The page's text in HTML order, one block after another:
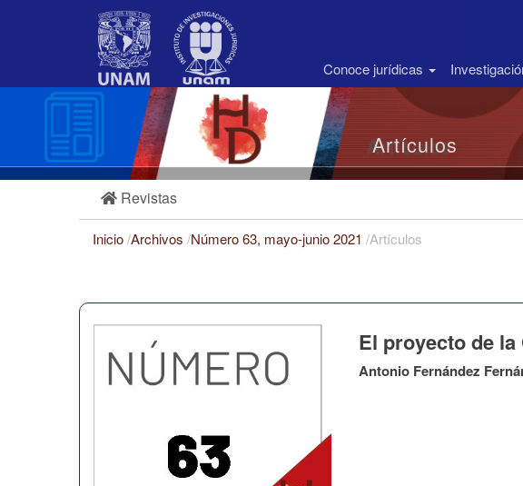
Barra
Conoce jurídicas
Artículos
Revistas
Inicio/Archivos /Número 63, mayo-junio 2021 /Artículos
El proyecto de
Antonio Fernández